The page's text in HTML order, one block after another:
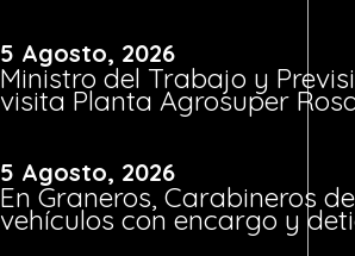
5 Agosto, 2026
Ministro del Trabajo y
visita Planta Agrosuper
5 Agosto, 2026
En Graneros, Carabineros
vehículos con encargo y